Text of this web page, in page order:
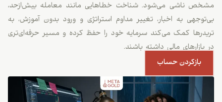
مشخص ناشی می‌شود. شناخت خطاهایی مانند معامله بیش‌ازحد،
بی‌توجهی به اخبار، تغییر مداوم استراتژی و ورود بدون آموزش، به
تریدرها کمک می‌کند سرمایه خود را حفظ کرده و مسیر حرفه‌ای‌تری
در بازارهای مالی داشته باشند.
بازکردن حساب